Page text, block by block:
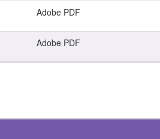
Adobe PDF
Adobe PDF